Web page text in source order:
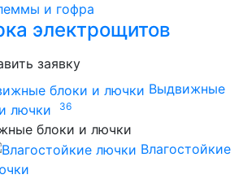
и гофра
электрощитов
заявку
Выдвижные
лючки
36
блоки и лючки
Влагостойкие